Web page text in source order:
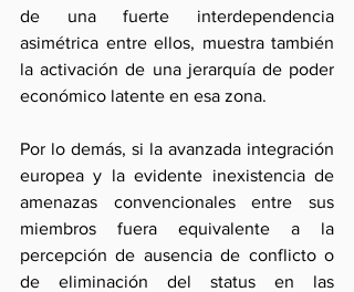
de una fuerte interdependencia
asimétrica entre ellos, muestra también
la activación de una jerarquía de poder
económico latente en esa zona.
Por lo demás, si la avanzada integración
europea y la evidente inexistencia de
amenazas convencionales entre sus
miembros fuera equivalente a la
percepción de ausencia de conflicto o
de eliminación del status en las